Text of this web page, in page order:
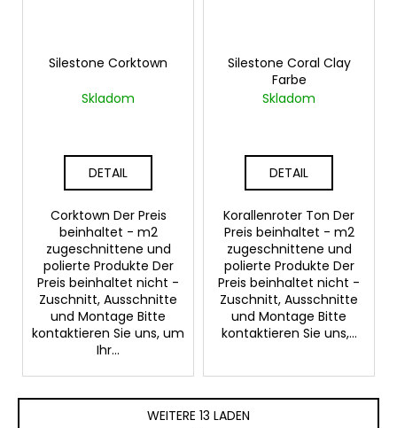
Silestone Corktown
Skladom
DETAIL
Corktown Der Preis
beinhaltet - m2
zugeschnittene und
polierte Produkte Der
Preis beinhaltet nicht -
Zuschnitt, Ausschnitte
und Montage Bitte
kontaktieren Sie uns, um
Ihr...
Silestone Coral Clay
Farbe
Skladom
DETAIL
Korallenroter Ton Der
Preis beinhaltet - m2
zugeschnittene und
polierte Produkte Der
Preis beinhaltet nicht -
Zuschnitt, Ausschnitte
und Montage Bitte
kontaktieren Sie uns,...
WEITERE 13 LADEN